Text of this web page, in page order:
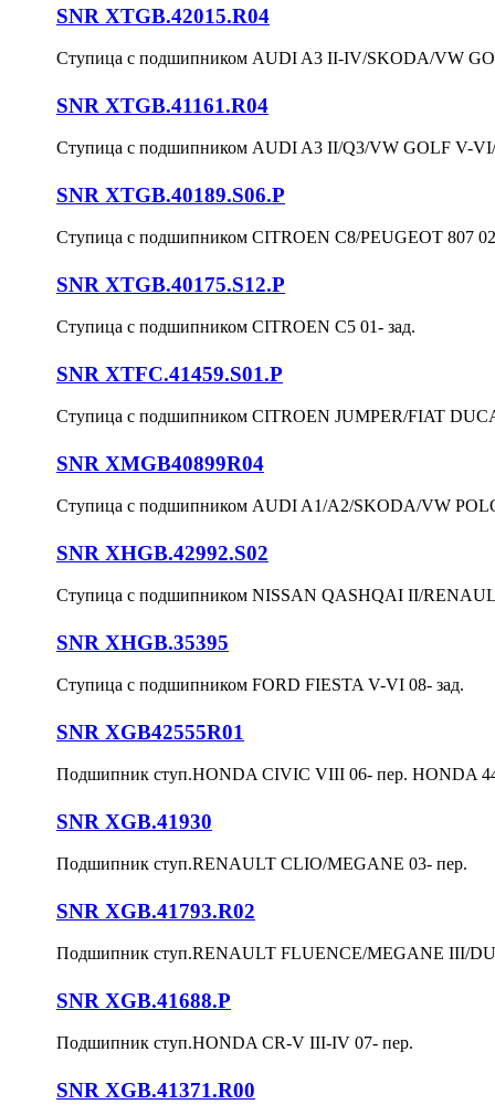
SNR XTGB.42015.R04
Ступица с подшипником AUDI A3 II-IV/SKODA/VW
SNR XTGB.41161.R04
Ступица с подшипником AUDI A3 II/Q3/VW GOLF V-
SNR XTGB.40189.S06.P
Ступица с подшипником CITROEN C8/PEUGEOT 807
SNR XTGB.40175.S12.P
Ступица с подшипником CITROEN C5 01- зад.
SNR XTFC.41459.S01.P
Ступица с подшипником CITROEN JUMPER/FIAT
SNR XMGB40899R04
Ступица с подшипником AUDI A1/A2/SKODA/VW
SNR XHGB.42992.S02
Ступица с подшипником NISSAN QASHQAI II/
SNR XHGB.35395
Ступица с подшипником FORD FIESTA V-VI 08- зад.
SNR XGB42555R01
Подшипник ступ.HONDA CIVIC VIII 06- пер. HONDA
SNR XGB.41930
Подшипник ступ.RENAULT CLIO/MEGANE 03- пер.
SNR XGB.41793.R02
Подшипник ступ.RENAULT FLUENCE/MEGANE III/
SNR XGB.41688.P
Подшипник ступ.HONDA CR-V III-IV 07- пер.
SNR XGB.41371.R00